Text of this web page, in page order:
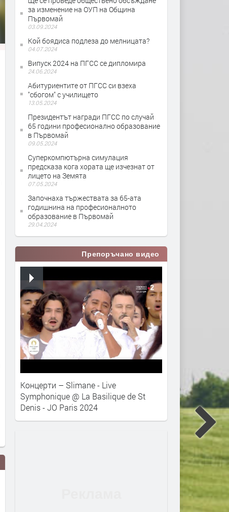
за изменение на ОУП на Община
Първомай
03.09.2024
Кой боядиса подлеза до мелницата?
04.07.2024
Випуск 2024 на ПГСС се дипломира
24.06.2024
Абитуриентите от ПГСС си взеха
"сбогом" с училището
13.05.2024
Президентът награди ПГСС по случай
65 години професионално образование
в Първомай
09.05.2024
Суперкомпютърна симулация
предсказа кога хората ще изчезнат от
лицето на Земята
07.05.2024
Започнаха тържествата за 65-ата
годишнина на професионалното
образование в Първомай
29.04.2024
Препоръчано видео
Концерти – Slimane - Live
Symphonique @ La Basilique de St
Denis - JO Paris 2024